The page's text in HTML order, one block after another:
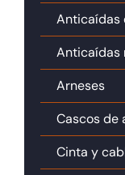
Anticaídas
Anticaídas
Arneses
Cascos de
Cinta y